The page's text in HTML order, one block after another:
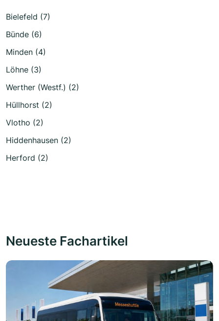
Bielefeld (7)
Bünde (6)
Minden (4)
Löhne (3)
Werther (Westf.) (2)
Hüllhorst (2)
Vlotho (2)
Hiddenhausen (2)
Herford (2)
Neueste Fachartikel